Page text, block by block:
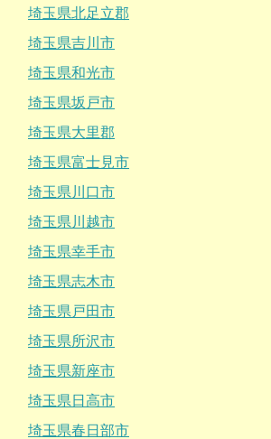
埼玉県北足立郡
埼玉県吉川市
埼玉県和光市
埼玉県坂戸市
埼玉県大里郡
埼玉県富士見市
埼玉県川口市
埼玉県川越市
埼玉県幸手市
埼玉県志木市
埼玉県戸田市
埼玉県所沢市
埼玉県新座市
埼玉県日高市
埼玉県春日部市